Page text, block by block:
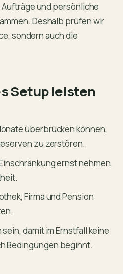
und persönliche
Deshalb prüfen wir
sondern auch die
Setup leisten
überbrücken können,
zu zerstören.
ernst nehmen,
Firma und Pension
damit im Ernstfall keine
Bedingungen beginnt.